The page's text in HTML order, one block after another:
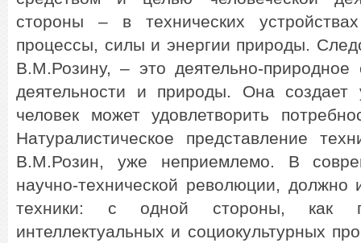
стороны – в технических
процессы, силы и энергии природы.
В.М.Розину, – это деятельно-природное
деятельности и природы. Она создает
человек может удовлетворить
Натуралистическое представление
В.М.Розин, уже неприемлемо. В
научно-технической революции, должно
техники: с одной стороны, как
интеллектуальных и социокультурных